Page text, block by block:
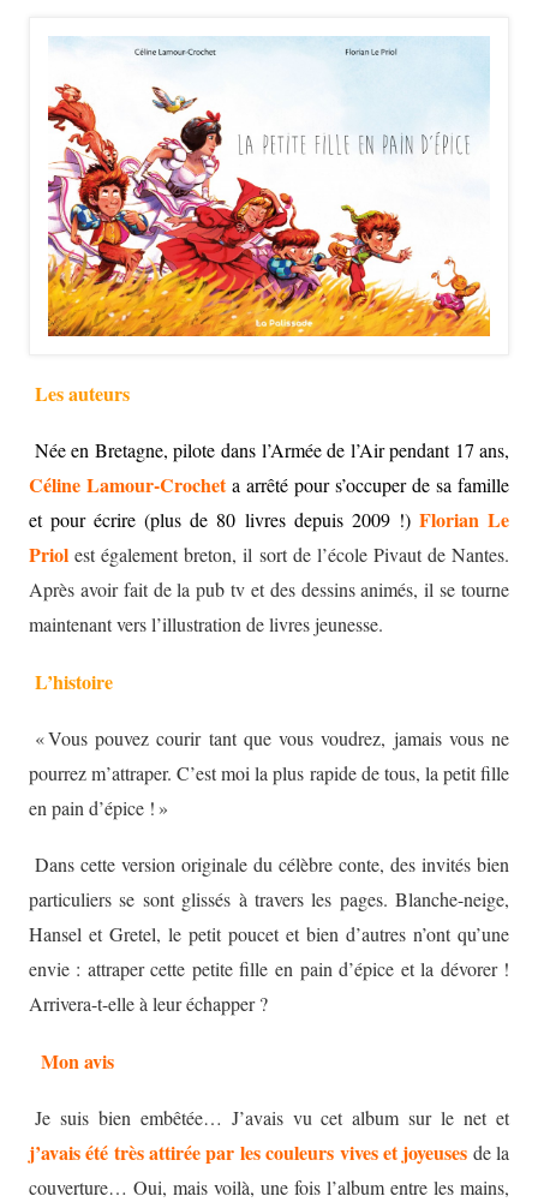
Les auteurs
Née en Bretagne, pilote dans l’Armée de l’Air pendant 17 ans,
Céline Lamour-Crocheta arrêté pour s’occuper de sa famille
et pour écrire (plus de 80 livres depuis 2009 !) Florian Le
Priolest également breton, il sort de l’école Pivaut de Nantes.
Après avoir fait de la pub tv et des dessins animés, il se tourne
maintenant vers l’illustration de livres jeunesse.
L’histoire
« Vous pouvez courir tant que vous voudrez, jamais vous ne
pourrez m’attraper. C’est moi la plus rapide de tous, la petit fille
en pain d’épice ! »
Dans cette version originale du célèbre conte, des invités bien
particuliers se sont glissés à travers les pages. Blanche-neige,
Hansel et Gretel, le petit poucet et bien d’autres n’ont qu’une
envie : attraper cette petite fille en pain d’épice et la dévorer !
Arrivera-t-elle à leur échapper ?
Mon avis
Je suis bien embêtée… J’avais vu cet album sur le net et
j’avais été très attirée par les couleurs vives et joyeuses de la
couverture… Oui, mais voilà, une fois l’album entre les mains,